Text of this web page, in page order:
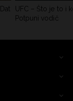
UFC – Što je to i
Potpuni vodič